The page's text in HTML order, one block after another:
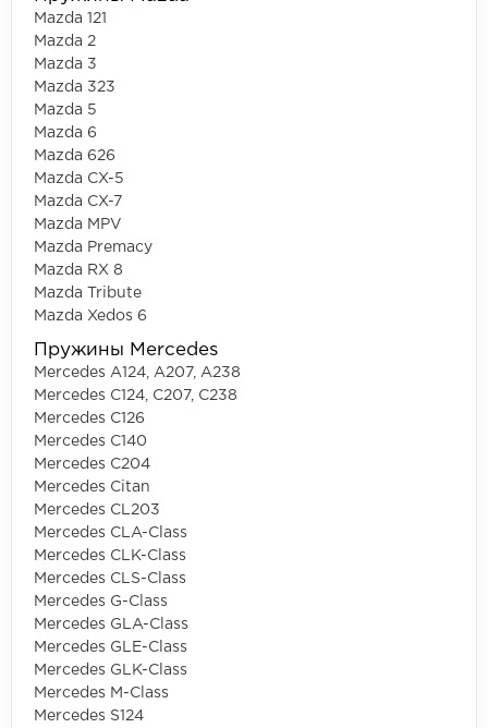
Mazda 121
Mazda 2
Mazda 3
Mazda 323
Mazda 5
Mazda 6
Mazda 626
Mazda CX-5
Mazda CX-7
Mazda MPV
Mazda Premacy
Mazda RX 8
Mazda Tribute
Mazda Xedos 6
Пружины Mercedes
Mercedes A124, A207, A238
Mercedes C124, C207, C238
Mercedes C126
Mercedes C140
Mercedes C204
Mercedes Citan
Mercedes CL203
Mercedes CLA-Class
Mercedes CLK-Class
Mercedes CLS-Class
Mercedes G-Class
Mercedes GLA-Class
Mercedes GLE-Class
Mercedes GLK-Class
Mercedes M-Class
Mercedes S124